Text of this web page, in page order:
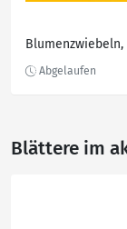
Blumenzwiebeln,
Blättere im